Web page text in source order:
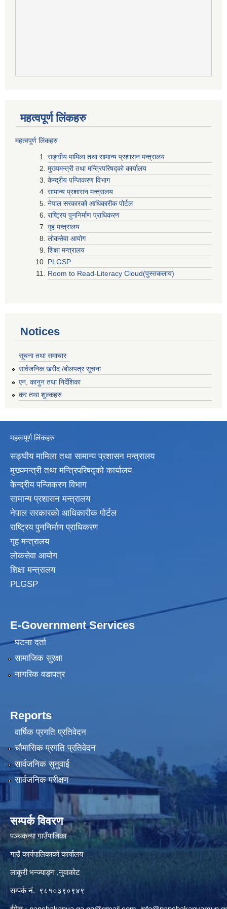
महत्वपूर्ण लिंकहरु
महत्वपूर्ण लिंकहरु
सङ्घीय मामिला तथा सामान्य प्रशासन मन्त्रालय
मुख्यमन्त्री तथा मन्त्रिपरिषद्‍को कार्यालय
केन्द्रीय पन्जिकरण विभाग
सामान्य प्रशासन मन्त्रालय
नेपाल सरकारको आधिकारीक पोर्टल
राष्ट्रिय पुननिर्माण प्राधिकरण
गृह मन्त्रालय
लोकसेवा आयोग
शिक्षा मन्त्रालय
PLGSP
Room to Read-Literacy Cloud(पुस्तकलाय)
Notices
सूचना तथा समाचार
सार्वजनिक खरीद /बोलपत्र सूचना
एन, कानुन तथा निर्देशिका
कर तथा शुल्कहरु
महत्वपूर्ण लिंकहरु
सङ्घीय मामिला तथा सामान्य प्रशासन मन्त्रालय
मुख्यमन्त्री तथा मन्त्रिपरिषद्‍को कार्यालय
केन्द्रीय पन्जिकरण विभाग
सामान्य प्रशासन मन्त्रालय
नेपाल सरकारको आधिकारीक पोर्टल
राष्ट्रिय पुननिर्माण प्राधिकरण
गृह मन्त्रालय
लोकसेवा आयोग
शिक्षा मन्त्रालय
PLGSP
E-Government Services
घटना दर्ता
सामाजिक सुरक्षा
नागरिक वडापत्र
Reports
वार्षिक प्रगति प्रतिवेदन
चौमासिक प्रगति प्रतिवेदन
सार्वजनिक सुनुवाई
सार्वजनिक परीक्षण
सम्पर्क विवरण
पञ्‍चकन्या गाउँपालिका
गाउँ कार्यपालिकाको कार्यालय
लाकुरी भन्ज्याङ्ग ,नुवाकोट
सम्पर्क नं. ९८१०३९०९४९